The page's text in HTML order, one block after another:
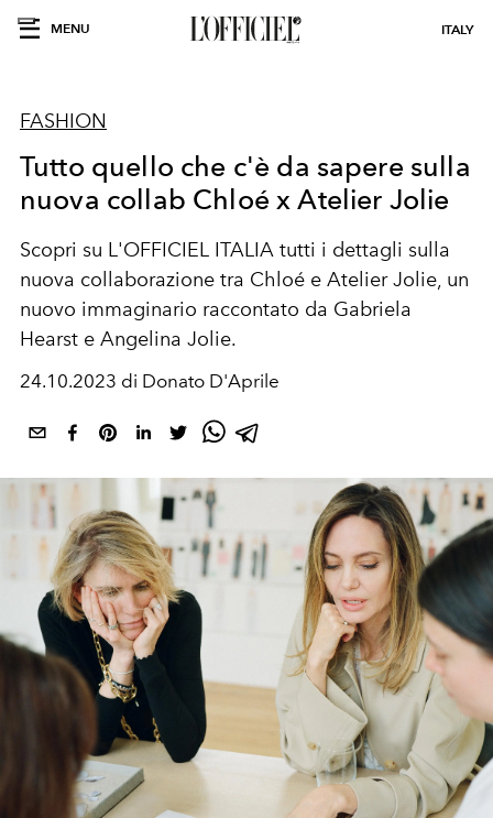
MENU ITALY
FASHION
Tutto quello che c'è da sapere sulla
nuova collab Chloé x Atelier Jolie
Scopri su L'OFFICIEL ITALIA tutti i dettagli sulla
nuova collaborazione tra Chloé e Atelier Jolie, un
nuovo immaginario raccontato da Gabriela
Hearst e Angelina Jolie.
24.10.2023 di Donato D'Aprile